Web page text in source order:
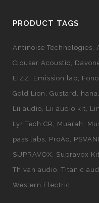
PRODUCT TAGS
Antinoise Technologies
Clouser Acoustic
EIZZ
Emission lab
Gold Lion
Gustard hana
Lii audio
Lii audio kit
LyriTech CR
Muarah
pass labs
ProAc
SUPRAVOX
Supravox Kit
Thivan audio Titanic
Western Electric